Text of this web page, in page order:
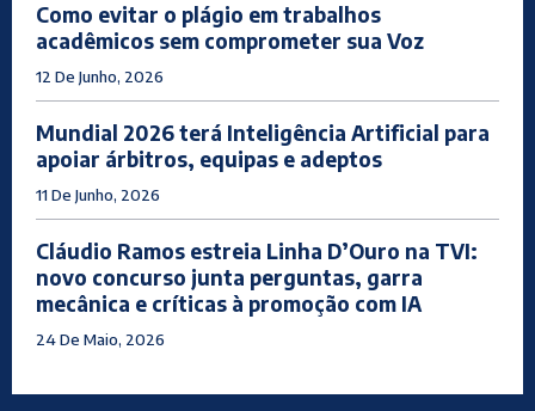
Como evitar o plágio em trabalhos
acadêmicos sem comprometer sua Voz
12 De Junho, 2026
Mundial 2026 terá Inteligência Artificial para
apoiar árbitros, equipas e adeptos
11 De Junho, 2026
Cláudio Ramos estreia Linha D’Ouro na TVI:
novo concurso junta perguntas, garra
mecânica e críticas à promoção com IA
24 De Maio, 2026